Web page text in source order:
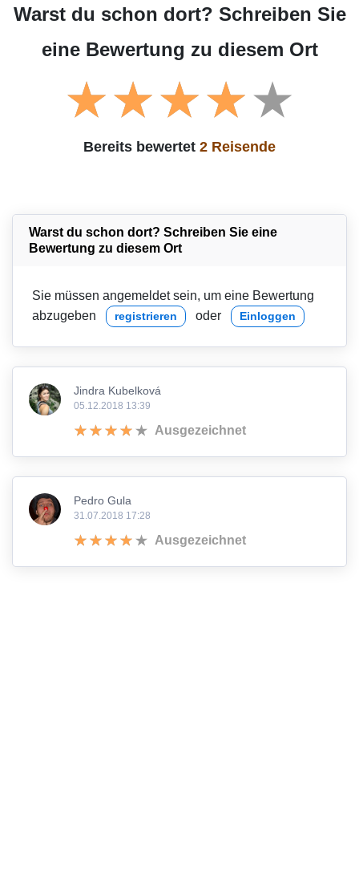
Warst du schon dort? Schreiben Sie
eine Bewertung zu diesem Ort
Bereits bewertet 2 Reisende
Warst du schon dort? Schreiben Sie eine
Bewertung zu diesem Ort
Sie müssen angemeldet sein, um eine Bewertung
abzugeben
registrieren oder Einloggen
Jindra Kubelková
05.12.2018 13:39
Ausgezeichnet
Pedro Gula
31.07.2018 17:28
Ausgezeichnet